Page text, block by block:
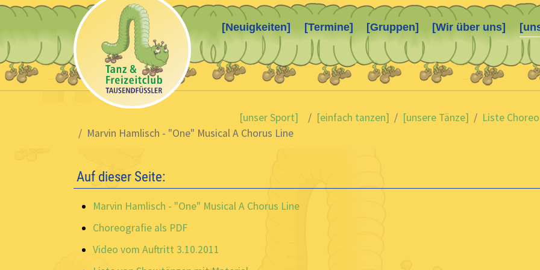
[Neuigkeiten] [Termine] [Gruppen] [Wir über uns]
You are here:
[unser Sport] [einfach tanzen] [unsere Tänze]
Liste Choreo
Marvin Hamlisch - "One" Musical A Chorus Line
Auf dieser Seite:
Marvin Hamlisch - "One" Musical A Chorus Line
Choreografie als PDF
Video vom Auftritt 3.10.2011